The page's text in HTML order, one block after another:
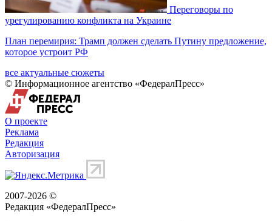
Переговоры по
урегулированию конфликта на Украине
План перемирия: Трамп должен сделать Путину предложение,
которое устроит РФ
все актуальные сюжеты
© Информационное агентство «ФедералПресс»
О проекте
Реклама
Редакция
Авторизация
2007-2026 ©
Редакция «ФедералПресс»